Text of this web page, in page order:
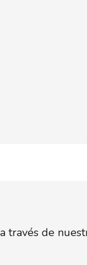
través de